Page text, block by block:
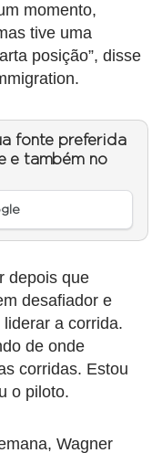
momento,
tive uma
posição”, disse
fonte preferida
e também no
depois que
desafiador e
a corrida.
de onde
corridas. Estou
o piloto.
Wagner